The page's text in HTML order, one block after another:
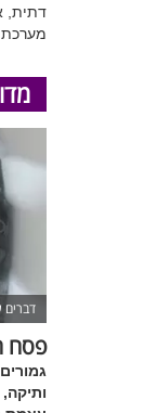
מערכת
פסח